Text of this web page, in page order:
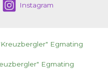
Instagram
Egmating
Egmating